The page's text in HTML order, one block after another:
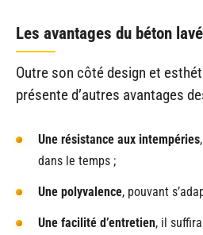
Les avantages du béton lavé
Outre son côté design et
présente d’autres avantages
Une résistance aux intempéries
dans le temps ;
Une polyvalence, pouvant
Une facilité d’entretien, il